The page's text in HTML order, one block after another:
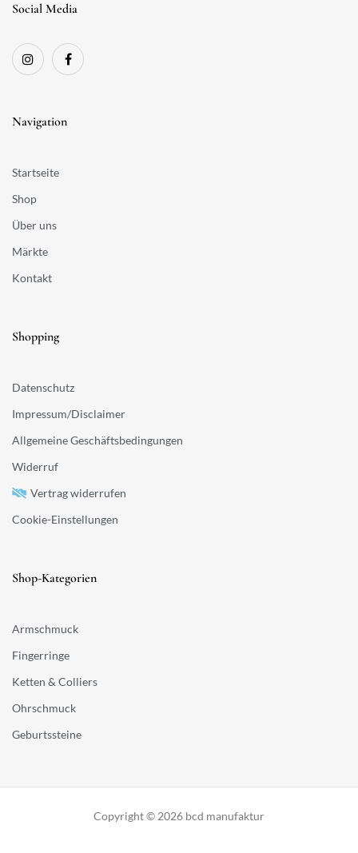
Social Media
Navigation
Startseite
Shop
Über uns
Märkte
Kontakt
Shopping
Datenschutz
Impressum/Disclaimer
Allgemeine Geschäftsbedingungen
Widerruf
Vertrag widerrufen
Cookie-Einstellungen
Shop-Kategorien
Armschmuck
Fingerringe
Ketten & Colliers
Ohrschmuck
Geburtssteine
Copyright © 2026 bcd manufaktur